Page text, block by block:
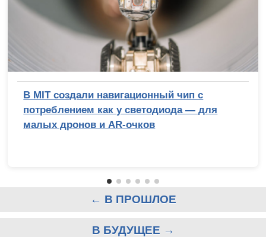
В MIT создали навигационный чип с
потреблением как у светодиода — для
малых дронов и AR-очков
← В ПРОШЛОЕ
В БУДУЩЕЕ →